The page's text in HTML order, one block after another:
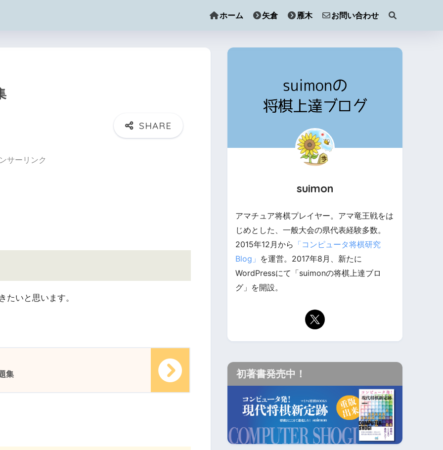
ホーム 矢倉 雁木 お問い合わせ
サーリンク
いと思います。
集
suimon
アマチュア将棋プレイヤー。アマ竜王戦をは
じめとした、一般大会の県代表経験多数。
2015年12月から 「コンピュータ将棋研究
Blog」 を運営。2017年8月、新たに
WordPressにて「suimonの将棋上達ブロ
グ」を開設。
初著書発売中！